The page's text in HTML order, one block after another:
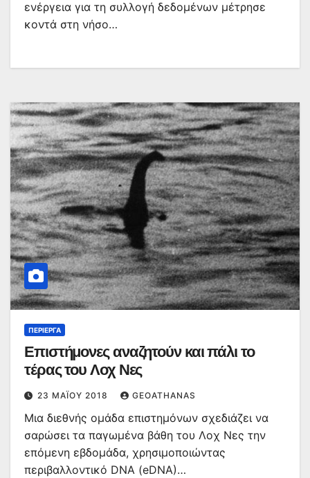
ενέργεια για τη συλλογή δεδομένων μέτρησε
κοντά στη νήσο…
ΠΕΡΊΕΡΓΑ
Επιστήμονες αναζητούν και πάλι το
τέρας του Λοχ Νες
23 ΜΑΪ́ΟΥ 2018 GEOATHANAS
Μια διεθνής ομάδα επιστημόνων σχεδιάζει να
σαρώσει τα παγωμένα βάθη του Λοχ Νες την
επόμενη εβδομάδα, χρησιμοποιώντας
περιβαλλοντικό DNA (eDNA)…